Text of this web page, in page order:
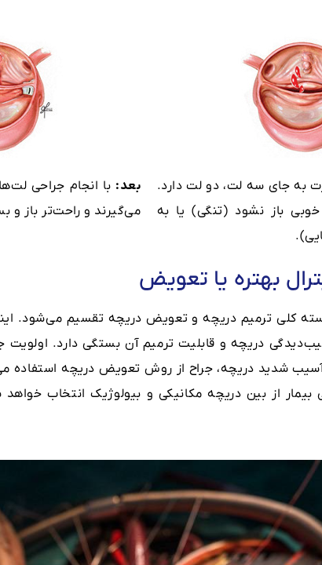
به جای سه لت، دو لت دارد.
باز نشود (تنگی) یا به
بعد: با انجام جراحی
می‌گیرند و راحت‌تر باز و
بهتره یا تعویض
کلی ترمیم دریچه و تعویض دریچه تقسیم می‌شود.
دریچه و قابلیت ترمیم آن بستگی دارد. اولویت
آسیب شدید دریچه، جراح از روش تعویض دریچه استفاده
از بین دریچه مکانیکی و بیولوژیک انتخاب خواهد